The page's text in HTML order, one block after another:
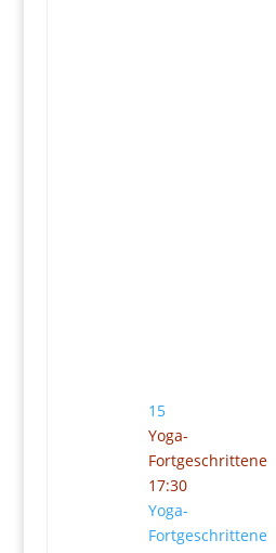
15
Yoga-
Fortgeschrittene
17:30
Yoga-
Fortgeschrittene